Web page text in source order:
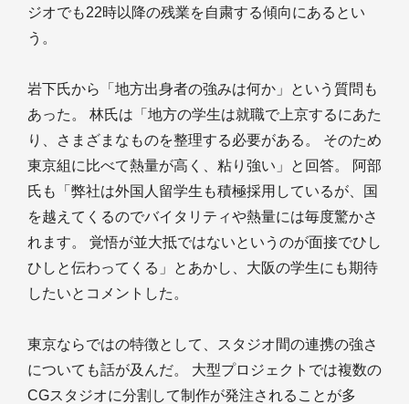
ジオでも22時以降の残業を自粛する傾向にあるとい
う。
岩下氏から「地方出身者の強みは何か」という質問も
あった。 林氏は「地方の学生は就職で上京するにあた
り、さまざまなものを整理する必要がある。 そのため
東京組に比べて熱量が高く、粘り強い」と回答。 阿部
氏も「弊社は外国人留学生も積極採用しているが、国
を越えてくるのでバイタリティや熱量には毎度驚かさ
れます。 覚悟が並大抵ではないというのが面接でひし
ひしと伝わってくる」とあかし、大阪の学生にも期待
したいとコメントした。
東京ならではの特徴として、スタジオ間の連携の強さ
についても話が及んだ。 大型プロジェクトでは複数の
CGスタジオに分割して制作が発注されることが多